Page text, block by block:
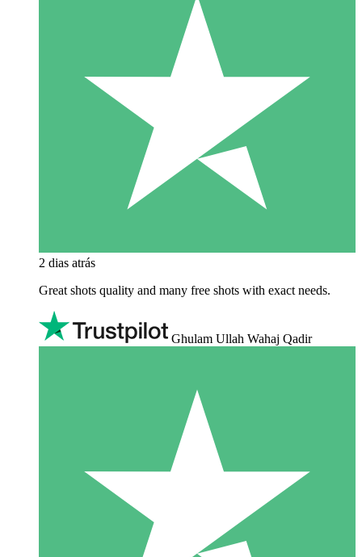
2 dias atrás
Great shots quality and many free shots with exact needs.
Ghulam Ullah Wahaj Qadir